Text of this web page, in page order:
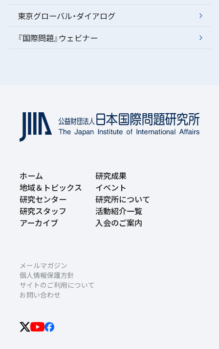
東京グローバル・ダイアログ
『国際問題』ウェビナー
ホーム
研究成果
地域＆トピックス
イベント
研究センター
研究所について
研究スタッフ
活動紹介一覧
アーカイブ
入会のご案内
メールマガジン
個人情報保護方針
サイトのご利用について
お問い合わせ